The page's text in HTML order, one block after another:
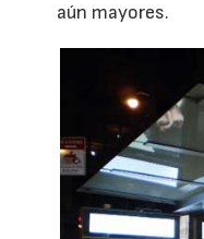
aún mayores.